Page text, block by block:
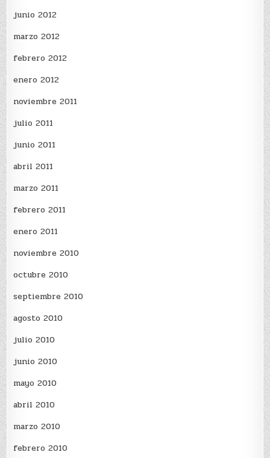
junio 2012
marzo 2012
febrero 2012
enero 2012
noviembre 2011
julio 2011
junio 2011
abril 2011
marzo 2011
febrero 2011
enero 2011
noviembre 2010
octubre 2010
septiembre 2010
agosto 2010
julio 2010
junio 2010
mayo 2010
abril 2010
marzo 2010
febrero 2010